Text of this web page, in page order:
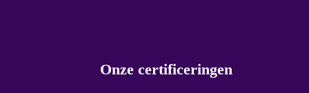
Onze certificeringen